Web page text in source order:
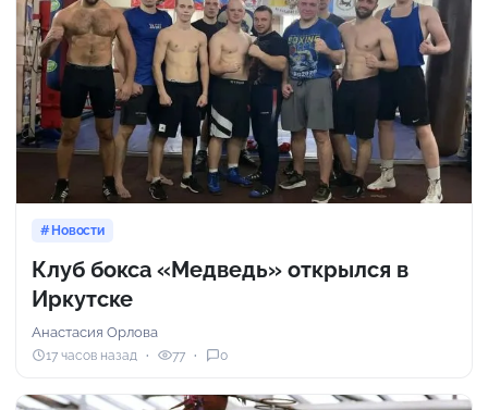
Новости
Клуб бокса «Медведь» открылся в
Иркутске
Анастасия Орлова
17 часов назад 77 0